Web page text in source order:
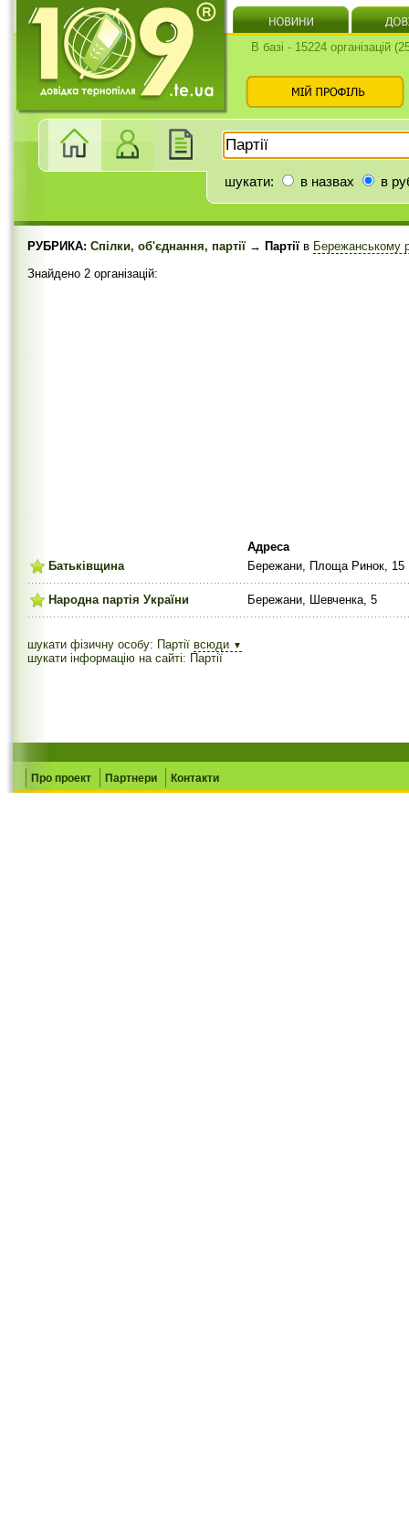
В базі - 15224 організацій
шукати: в назвах в
РУБРИКА: Спілки, об'єднання, партії → Партії в Бережанському
Знайдено 2 організацій:
Адреса
Батьківщина
Бережани, Площа Ринок, 15
Народна партія України Бережани, Шевченка, 5
шукати фізичну особу: Партії всюди ▼
шукати інформацію на сайті: Партії
Про проект Партнери Контакти